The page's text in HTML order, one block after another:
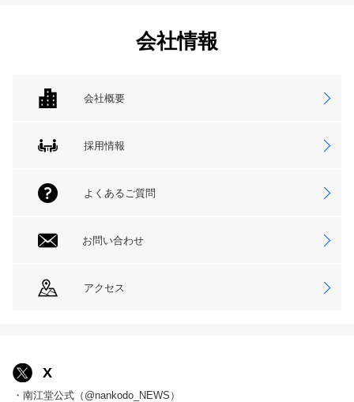
会社情報
会社概要
採用情報
よくあるご質問
お問い合わせ
アクセス
X
・南江堂公式（@nankodo_NEWS）